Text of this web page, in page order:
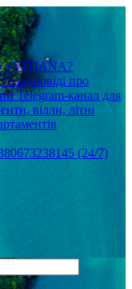
з VITIANA?
відповіді про
Telegram-канал для
вілли, літні
(24/7)